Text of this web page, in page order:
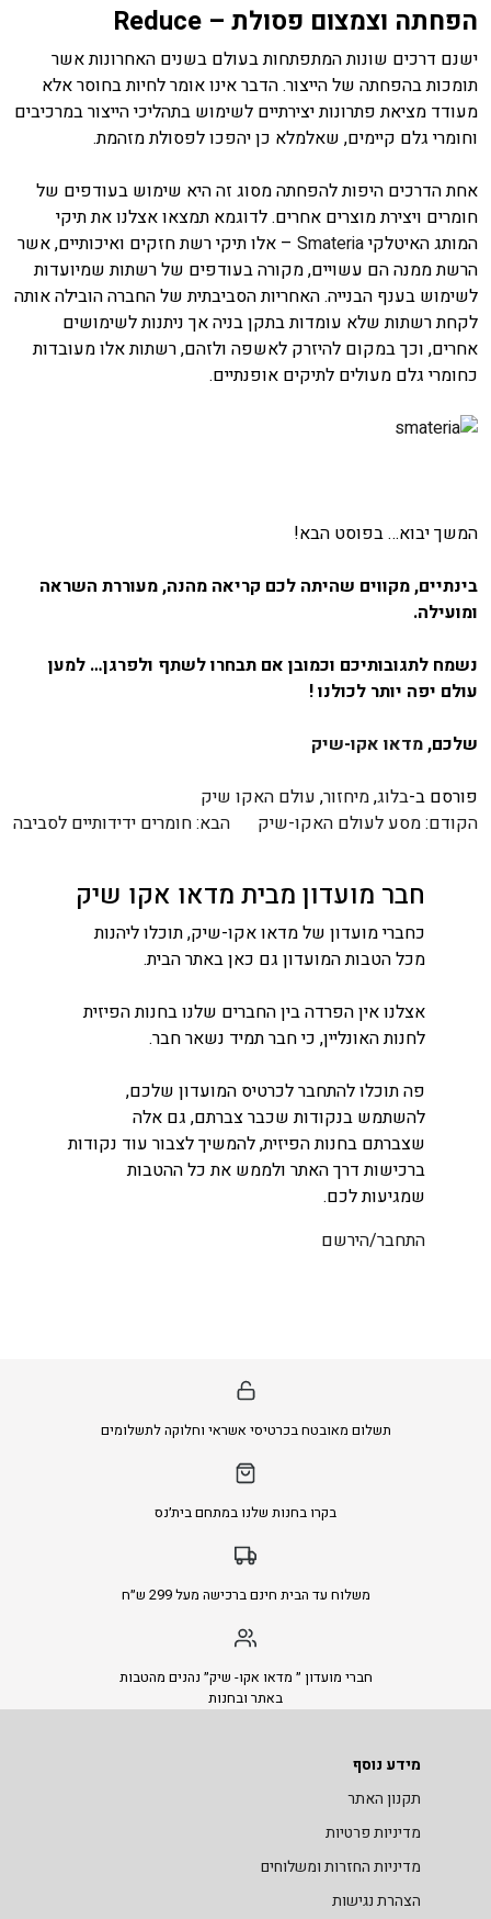
הפחתה וצמצום פסולת – Reduce
ישנם דרכים שונות המתפתחות בעולם בשנים האחרונות אשר
תומכות בהפחתה של הייצור. הדבר אינו אומר לחיות בחוסר אלא
מעודד מציאת פתרונות יצירתיים לשימוש בתהליכי הייצור במרכיבים
וחומרי גלם קיימים, שאלמלא כן יהפכו לפסולת מזהמת.
אחת הדרכים היפות להפחתה מסוג זה היא שימוש בעודפים של
חומרים ויצירת מוצרים אחרים. לדוגמא תמצאו אצלנו את תיקי
המותג האיטלקיSmateria – אלו תיקי רשת חזקים ואיכותיים, אשר
הרשת ממנה הם עשויים, מקורה בעודפים של רשתות שמיועדות
לשימוש בענף הבנייה. האחריות הסביבתית של החברה הובילה אותה
לקחת רשתות שלא עומדות בתקן בניה אך ניתנות לשימושים
אחרים, וכך במקום להיזרק לאשפה ולזהם, רשתות אלו מעובדות
כחומרי גלם מעולים לתיקים אופנתיים.
המשך יבוא… בפוסט הבא!
בינתיים, מקווים שהיתה לכם קריאה מהנה, מעוררת השראה
ומועילה.
נשמח לתגובותיכם וכמובן אם תבחרו לשתף ולפרגן… למען
עולם יפה יותר לכולנו !
שלכם,מדאו אקו-שיק
פורסם ב-בלוג,מיחזור, עולם האקו שיק
ניווט
הקודם:מסע לעולם האקו-שיק הבא:חומרים ידידותיים לסביבה
חבר מועדון מבית מדאו אקו שיק
כחברי מועדון של מדאו אקו-שיק, תוכלו ליהנות
מכל הטבות המועדון גם כאן באתר הבית.
אצלנו אין הפרדה בין החברים שלנו בחנות הפיזית
לחנות האונליין, כי חבר תמיד נשאר חבר.
פה תוכלו להתחבר לכרטיס המועדון שלכם,
להשתמש בנקודות שכבר צברתם, גם אלה
שצברתם בחנות הפיזית, להמשיך לצבור עוד נקודות
ברכישות דרך האתר ולממש את כל ההטבות
שמגיעות לכם.
התחבר/הירשם
תשלום מאובטח בכרטיסי אשראי וחלוקה לתשלומים
בקרו בחנות שלנו במתחם בית׳נס
משלוח עד הבית חינם ברכישה מעל 299 ש״ח
חברי מועדון ״ מדאו אקו- שיק״ נהנים מהטבות
באתר ובחנות
מידע נוסף
תקנון האתר
מדיניות פרטיות
מדיניות החזרות ומשלוחים
הצהרת נגישות